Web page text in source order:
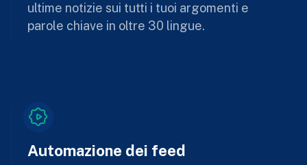
ultime notizie sui tutti i tuoi argomenti e
parole chiave in oltre 30 lingue.
Automazione dei feed